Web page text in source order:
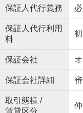
保証人代行義務
保証人代行利用
料
保証会社
保証会社詳細
取引態様 /
賃貸区分